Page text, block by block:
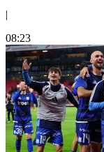
|
08:23